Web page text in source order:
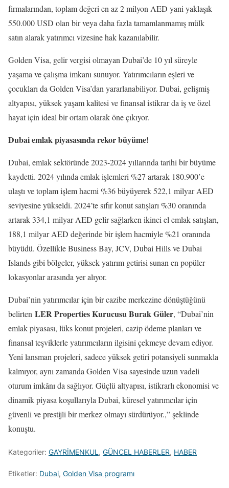
firmalarından, toplam değeri en az 2 milyon AED yani yaklaşık
550.000 USD olan bir veya daha fazla tamamlanmamış mülk
satın alarak yatırımcı vizesine hak kazanılabilir.
Golden Visa, gelir vergisi olmayan Dubai’de 10 yıl süreyle
yaşama ve çalışma imkanı sunuyor. Yatırımcıların eşleri ve
çocukları da Golden Visa’dan yararlanabiliyor. Dubai, gelişmiş
altyapısı, yüksek yaşam kalitesi ve finansal istikrar da iş ve özel
hayat için ideal bir ortam olarak öne çıkıyor.
Dubai emlak piyasasında rekor büyüme!
Dubai, emlak sektöründe 2023-2024 yıllarında tarihi bir büyüme
kaydetti. 2024 yılında emlak işlemleri %27 artarak 180.900’e
ulaştı ve toplam işlem hacmi %36 büyüyerek 522,1 milyar AED
seviyesine yükseldi. 2024’te sıfır konut satışları %30 oranında
artarak 334,1 milyar AED gelir sağlarken ikinci el emlak satışları,
188,1 milyar AED değerinde bir işlem hacmiyle %21 oranında
büyüdü. Özellikle Business Bay, JCV, Dubai Hills ve Dubai
Islands gibi bölgeler, yüksek yatırım getirisi sunan en popüler
lokasyonlar arasında yer alıyor.
Dubai’nin yatırımcılar için bir cazibe merkezine dönüştüğünü
belirten LER Properties Kurucusu Burak Güler, “Dubai’nin
emlak piyasası, lüks konut projeleri, cazip ödeme planları ve
finansal teşviklerle yatırımcıların ilgisini çekmeye devam ediyor.
Yeni lansman projeleri, sadece yüksek getiri potansiyeli sunmakla
kalmıyor, aynı zamanda Golden Visa sayesinde uzun vadeli
oturum imkânı da sağlıyor. Güçlü altyapısı, istikrarlı ekonomisi ve
dinamik piyasa koşullarıyla Dubai, küresel yatırımcılar için
güvenli ve prestijli bir merkez olmayı sürdürüyor.,” şeklinde
konuştu.
Kategoriler: GAYRİMENKUL , GÜNCEL HABERLER, HABER
Etiketler: Dubai, Golden Visa programı